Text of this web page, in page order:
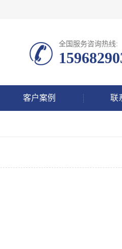
全国服务咨询热线:
客户案例 联